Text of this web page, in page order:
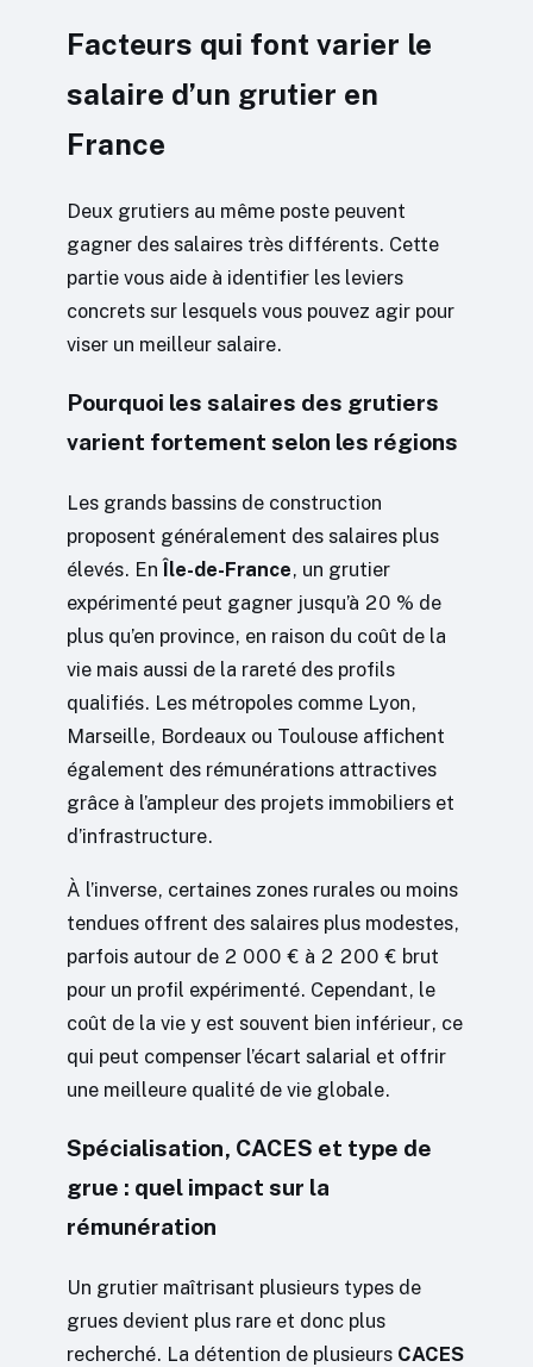
Facteurs qui font varier le
salaire d’un grutier en
France
Deux grutiers au même poste peuvent
gagner des salaires très différents. Cette
partie vous aide à identifier les leviers
concrets sur lesquels vous pouvez agir pour
viser un meilleur salaire.
Pourquoi les salaires des grutiers
varient fortement selon les régions
Les grands bassins de construction
proposent généralement des salaires plus
élevés. En Île-de-France, un grutier
expérimenté peut gagner jusqu’à 20 % de
plus qu’en province, en raison du coût de la
vie mais aussi de la rareté des profils
qualifiés. Les métropoles comme Lyon,
Marseille, Bordeaux ou Toulouse affichent
également des rémunérations attractives
grâce à l’ampleur des projets immobiliers et
d’infrastructure.
À l’inverse, certaines zones rurales ou moins
tendues offrent des salaires plus modestes,
parfois autour de 2 000 € à 2 200 € brut
pour un profil expérimenté. Cependant, le
coût de la vie y est souvent bien inférieur, ce
qui peut compenser l’écart salarial et offrir
une meilleure qualité de vie globale.
Spécialisation, CACES et type de
grue : quel impact sur la
rémunération
Un grutier maîtrisant plusieurs types de
grues devient plus rare et donc plus
recherché. La détention de plusieurs CACES